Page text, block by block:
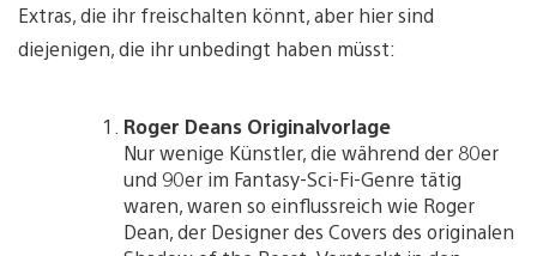
Extras, die ihr freischalten könnt, aber hier sind
diejenigen, die ihr unbedingt haben müsst:
Roger Deans Originalvorlage
Nur wenige Künstler, die während der 80er
und 90er im Fantasy-Sci-Fi-Genre tätig
waren, waren so einflussreich wie Roger
Dean, der Designer des Covers des originalen